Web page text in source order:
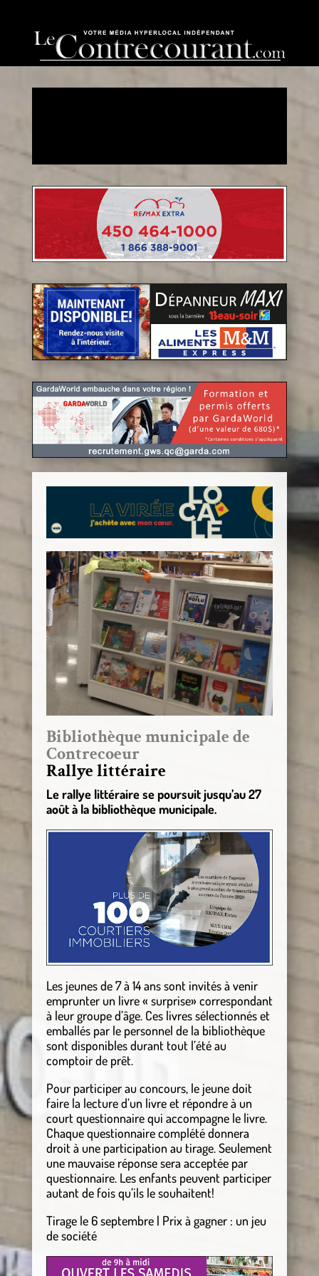
Bibliothèque municipale de
Contrecoeur
Rallye littéraire
Le rallye littéraire se poursuit jusqu’au 27
août à la bibliothèque municipale.
Les jeunes de 7 à 14 ans sont invités à venir
emprunter un livre « surprise» correspondant
à leur groupe d’âge. Ces livres sélectionnés et
emballés par le personnel de la bibliothèque
sont disponibles durant tout l’été au
comptoir de prêt.
Pour participer au concours, le jeune doit
faire la lecture d’un livre et répondre à un
court questionnaire qui accompagne le livre.
Chaque questionnaire complété donnera
droit à une participation au tirage. Seulement
une mauvaise réponse sera acceptée par
questionnaire. Les enfants peuvent participer
autant de fois qu’ils le souhaitent!
Tirage le 6 septembre | Prix à gagner : un jeu
de société